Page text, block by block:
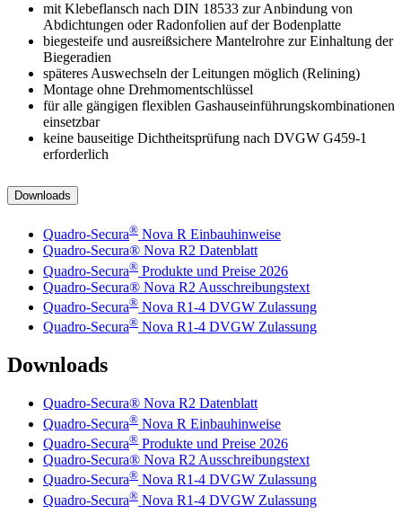
mit Klebeflansch nach DIN 18533 zur Anbindung von
Abdichtungen oder Radonfolien auf der Bodenplatte
biegesteife und ausreißsichere Mantelrohre zur Einhaltung der
Biegeradien
späteres Auswechseln der Leitungen möglich (Relining)
Montage ohne Drehmomentschlüssel
für alle gängigen flexiblen Gashauseinführungskombinationen
einsetzbar
keine bauseitige Dichtheitsprüfung nach DVGW G459-1
erforderlich
Downloads
Quadro-Secura® Nova R Einbauhinweise
Quadro-Secura® Nova R2 Datenblatt
Quadro-Secura® Produkte und Preise 2026
Quadro-Secura® Nova R2 Ausschreibungstext
Quadro-Secura® Nova R1-4 DVGW Zulassung
Quadro-Secura® Nova R1-4 DVGW Zulassung
Downloads
Quadro-Secura® Nova R2 Datenblatt
Quadro-Secura® Nova R Einbauhinweise
Quadro-Secura® Produkte und Preise 2026
Quadro-Secura® Nova R2 Ausschreibungstext
Quadro-Secura® Nova R1-4 DVGW Zulassung
Quadro-Secura® Nova R1-4 DVGW Zulassung